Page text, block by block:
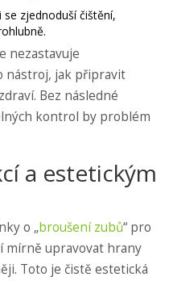
se zjednoduší čištění,
nezastavuje
nástroj, jak připravit
Bez následné
kontrol by problém
a estetickým
o „broušení zubů“ pro
mírně upravovat hrany
Toto je čistě estetická